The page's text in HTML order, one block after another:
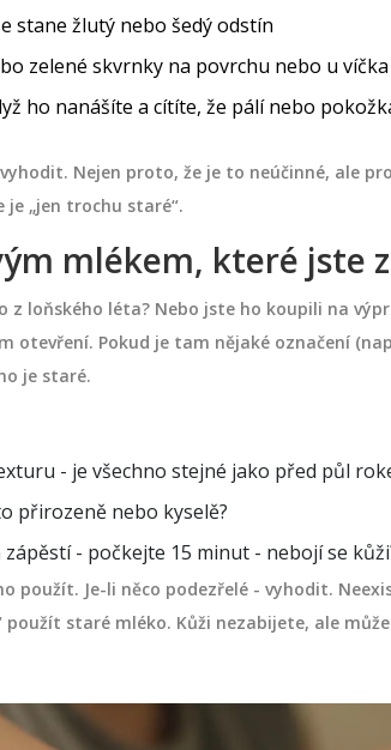
stane žlutý nebo šedý odstín
zelené skvrnky na povrchu nebo u víčka
ho nanášíte a cítíte, že pálí nebo
Nejen proto, že je to neúčinné, ale
je „jen trochu staré“.
mlékem, které jste
z loňského léta? Nebo jste ho koupili na
otevření. Pokud je tam nějaké označení
je staré.
- je všechno stejné jako před půl
přirozeně nebo kyselě?
- počkejte 15 minut - nebojí se
použít. Je-li něco podezřelé - vyhodit.
použít staré mléko. Kůži nezabijete, ale